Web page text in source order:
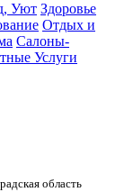
Уют Здоровье
Отдых и
Салоны-
Услуги
область